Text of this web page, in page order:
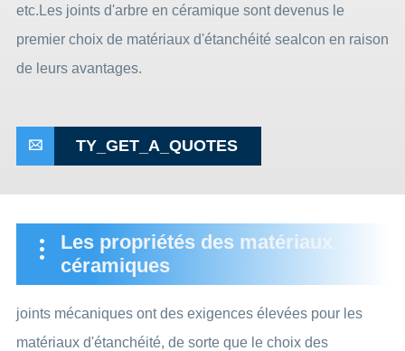
etc.Les joints d'arbre en céramique sont devenus le
premier choix de matériaux d'étanchéité sealcon en raison
de leurs avantages.
 TY_GET_A_QUOTES
Les propriétés des matériaux
céramiques
joints mécaniques ont des exigences élevées pour les
matériaux d'étanchéité, de sorte que le choix des